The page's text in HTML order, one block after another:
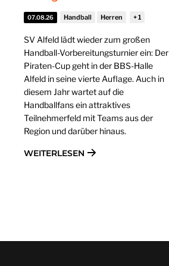
07.08.26 Handball Herren
SV Alfeld lädt wieder zum großen
Handball-Vorbereitungsturnier ein: Der
Piraten-Cup geht in der BBS-Halle
Alfeld in seine vierte Auflage. Auch in
diesem Jahr wartet auf die
Handballfans ein attraktives
Teilnehmerfeld mit Teams aus der
Region und darüber hinaus.
WEITERLESEN